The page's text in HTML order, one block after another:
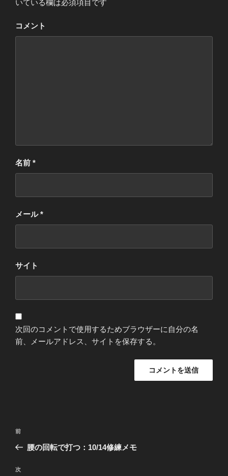
いている欄は必須項目です
コメント
名前 *
メール*
サイト
次回のコメントで使用するためブラウザーに自分の名
前、メールアドレス、サイトを保存する。
投
ビ
過
去
投
前
腰の回転で打つ：10/14修練メモ
次
次